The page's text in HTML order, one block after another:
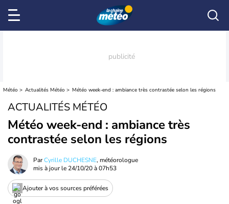
Météo Actualités Météo Météo week-end : ambiance très contrastée selon les régions
ACTUALITÉS MÉTÉO
Météo week-end : ambiance très
contrastée selon les régions
ParCyrille DUCHESNE, météorologue
mis à jour le 24/10/20 à 07h53
Ajouter à vos sources préférées